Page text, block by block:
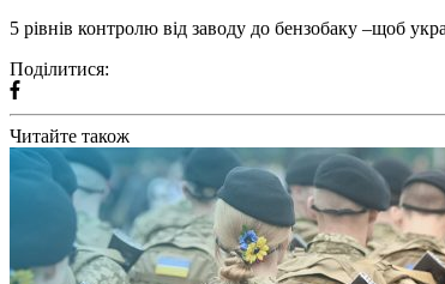
5 рівнів контролю від заводу до бензобаку –щоб
Поділитися:
Читайте також